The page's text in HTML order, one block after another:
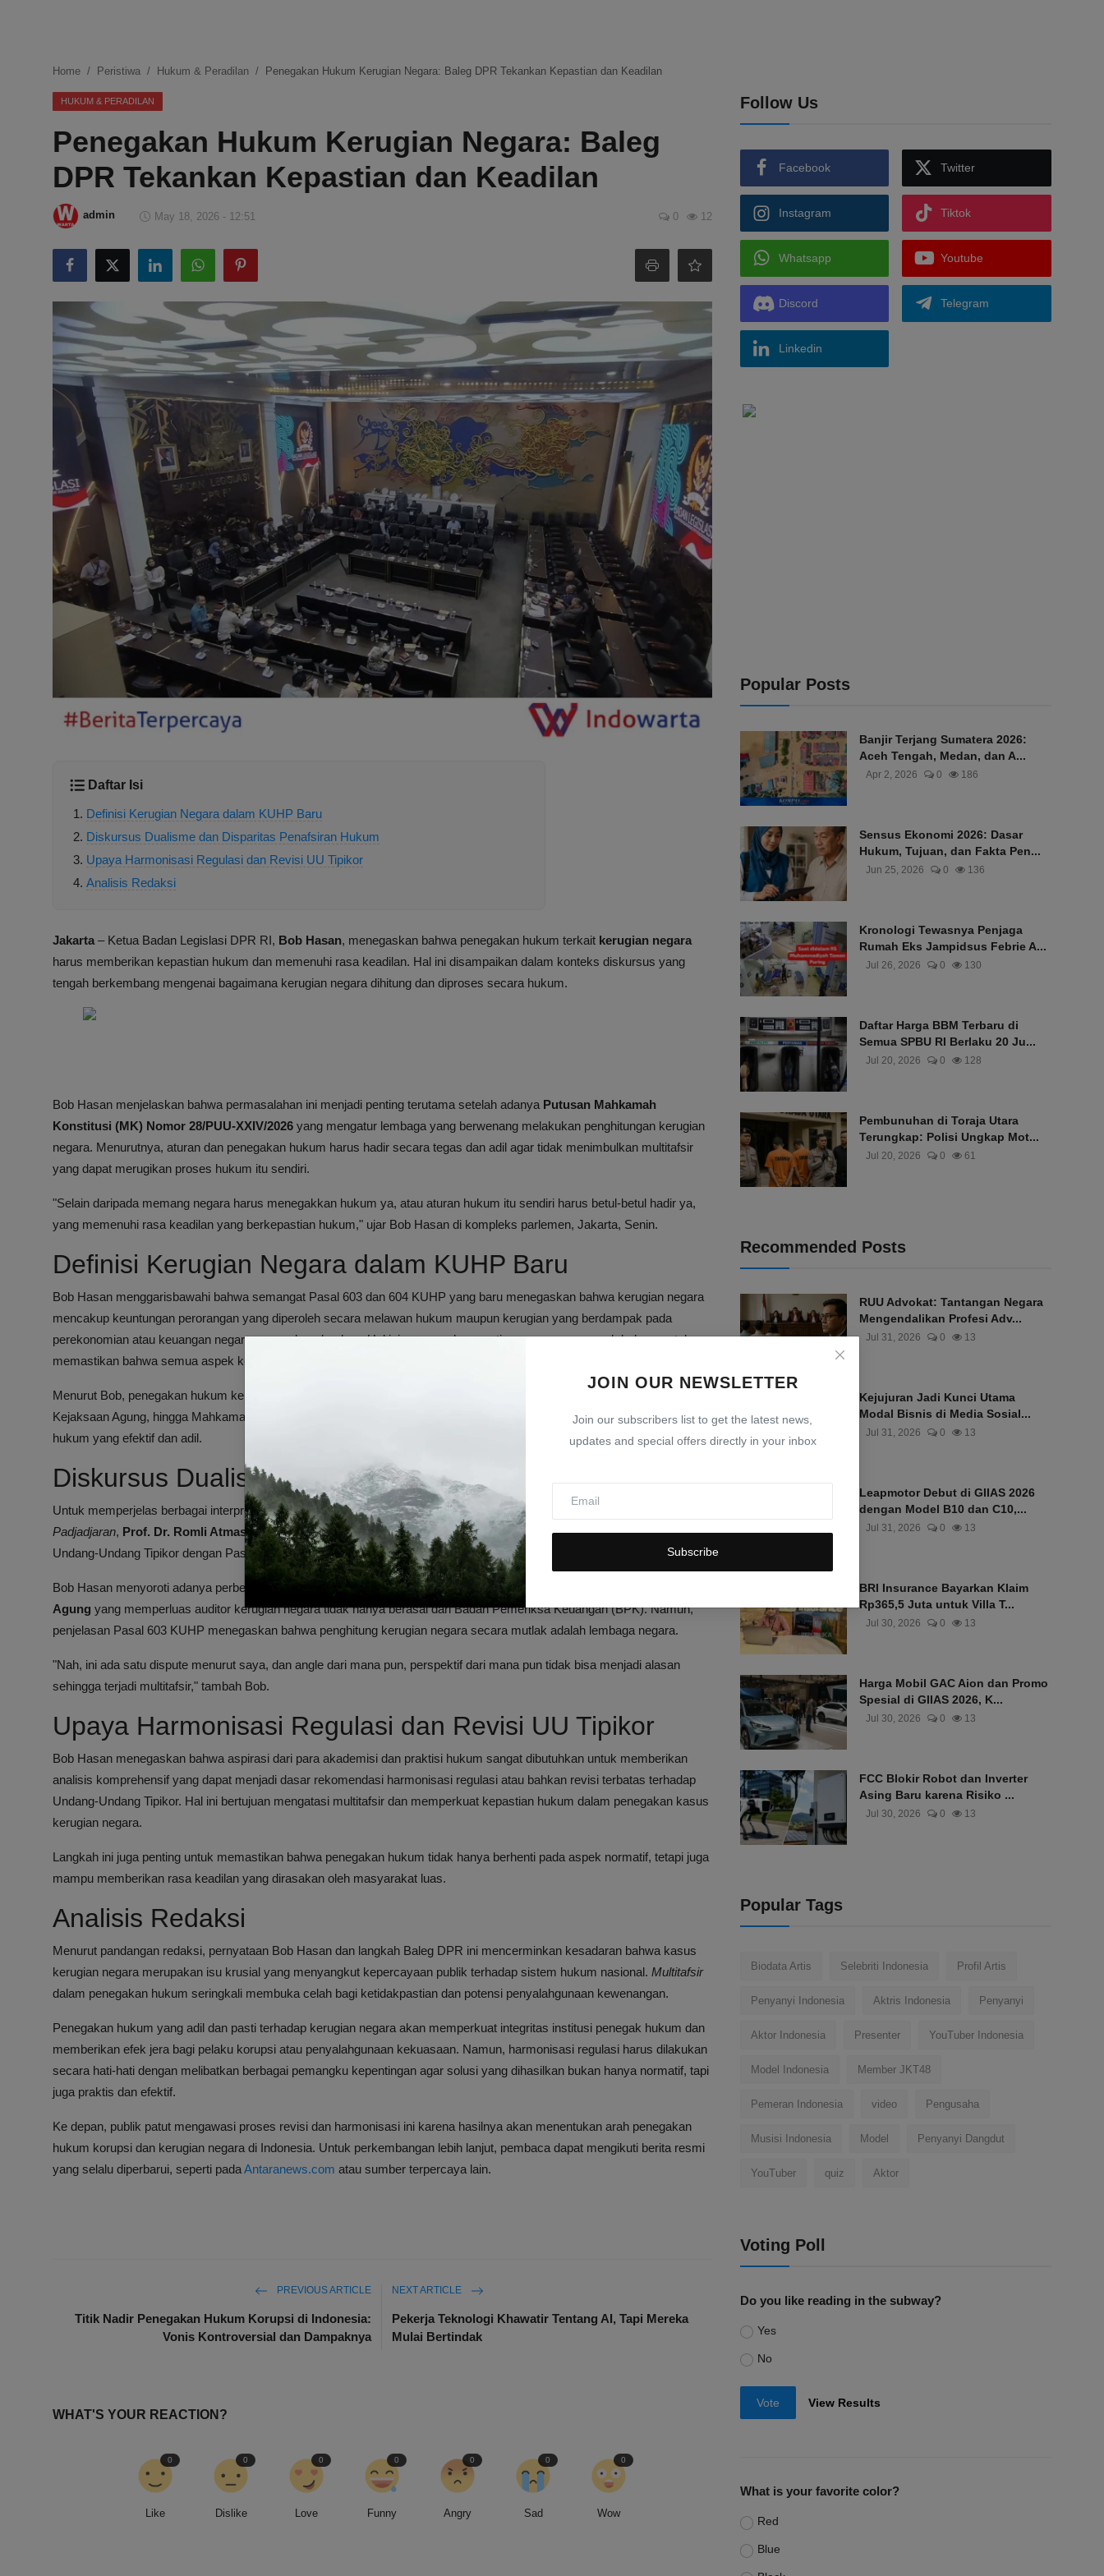
Ekonomi
Internasional
Teknologi
Hiburan
Kesehatan
JOIN OUR NEWSLETTER
Join our subscribers list to get the latest news,
updates and special offers directly in your inbox
Subscribe
Home Peristiwa Hukum & Peradilan Penegakan Hukum Kerugian Negara: Baleg DPR Tekankan Kepastian dan Keadilan
HUKUM & PERADILAN
Penegakan Hukum Kerugian Negara: Baleg
DPR Tekankan Kepastian dan Keadilan
admin May 18, 2026 - 12:51 0 12
Daftar Isi
Definisi Kerugian Negara dalam KUHP Baru
Diskursus Dualisme dan Disparitas Penafsiran Hukum
Upaya Harmonisasi Regulasi dan Revisi UU Tipikor
Analisis Redaksi
Jakarta – Ketua Badan Legislasi DPR RI, Bob Hasan, menegaskan bahwa penegakan hukum terkait kerugian negara
harus memberikan kepastian hukum dan memenuhi rasa keadilan. Hal ini disampaikan dalam konteks diskursus yang
tengah berkembang mengenai bagaimana kerugian negara dihitung dan diproses secara hukum.
Bob Hasan menjelaskan bahwa permasalahan ini menjadi penting terutama setelah adanya Putusan Mahkamah
Konstitusi (MK) Nomor 28/PUU-XXIV/2026 yang mengatur lembaga yang berwenang melakukan penghitungan kerugian
negara. Menurutnya, aturan dan penegakan hukum harus hadir secara tegas dan adil agar tidak menimbulkan multitafsir
yang dapat merugikan proses hukum itu sendiri.
"Selain daripada memang negara harus menegakkan hukum ya, atau aturan hukum itu sendiri harus betul-betul hadir ya,
yang memenuhi rasa keadilan yang berkepastian hukum," ujar Bob Hasan di kompleks parlemen, Jakarta, Senin.
Definisi Kerugian Negara dalam KUHP Baru
Bob Hasan menggarisbawahi bahwa semangat Pasal 603 dan 604 KUHP yang baru menegaskan bahwa kerugian negara
mencakup keuntungan perorangan yang diperoleh secara melawan hukum maupun kerugian yang berdampak pada
perekonomian atau keuangan negara secara keseluruhan. Hal ini menegaskan pentingnya peran penegak hukum untuk
memastikan bahwa semua aspek kerugian negara dapat dihitung dan diproses secara tepat.
Menurut Bob, penegakan hukum kerugian negara menjadi perhatian bersama berbagai institusi, termasuk DPR, Kepolisian,
Kejaksaan Agung, hingga Mahkamah Agung. Kolaborasi antar lembaga ini diharapkan mampu menghadirkan sistem
hukum yang efektif dan adil.
Diskursus Dualisme dan Disparitas Penafsiran Hukum
Untuk memperjelas berbagai interpretasi hukum yang berbeda,Baleg DPR mengundang
Padjadjaran, Prof. Dr. Romli Atmasasmita, guna membahas dualisme dan disparitas penafsiran antara Pasal 2 dan 3
Undang-Undang Tipikor dengan Pasal 603 dan 604 KUHP yang baru.
Bob Hasan menyoroti adanya perbedaan pandangan yang muncul terutama setelah terbitnya
Agung yang memperluas auditor kerugian negara tidak hanya berasal dari Badan Pemeriksa Keuangan (BPK). Namun,
penjelasan Pasal 603 KUHP menegaskan bahwa penghitung kerugian negara secara mutlak adalah lembaga negara.
"Nah, ini ada satu dispute menurut saya, dan angle dari mana pun, perspektif dari mana pun tidak bisa menjadi alasan
sehingga terjadi multitafsir," tambah Bob.
Upaya Harmonisasi Regulasi dan Revisi UU Tipikor
Bob Hasan menegaskan bahwa aspirasi dari para akademisi dan praktisi hukum sangat dibutuhkan untuk memberikan
analisis komprehensif yang dapat menjadi dasar rekomendasi harmonisasi regulasi atau bahkan revisi terbatas terhadap
Undang-Undang Tipikor. Hal ini bertujuan mengatasi multitafsir dan memperkuat kepastian hukum dalam penegakan kasus
kerugian negara.
Langkah ini juga penting untuk memastikan bahwa penegakan hukum tidak hanya berhenti pada aspek normatif, tetapi juga
mampu memberikan rasa keadilan yang dirasakan oleh masyarakat luas.
Analisis Redaksi
Menurut pandangan redaksi, pernyataan Bob Hasan dan langkah Baleg DPR ini mencerminkan kesadaran bahwa kasus
kerugian negara merupakan isu krusial yang menyangkut kepercayaan publik terhadap sistem hukum nasional. Multitafsir
dalam penegakan hukum seringkali membuka celah bagi ketidakpastian dan potensi penyalahgunaan kewenangan.
Penegakan hukum yang adil dan pasti terhadap kerugian negara akan memperkuat integritas institusi penegak hukum dan
memberikan efek jera bagi pelaku korupsi atau penyalahgunaan kekuasaan. Namun, harmonisasi regulasi harus dilakukan
secara hati-hati dengan melibatkan berbagai pemangku kepentingan agar solusi yang dihasilkan bukan hanya normatif, tapi
juga praktis dan efektif.
Ke depan, publik patut mengawasi proses revisi dan harmonisasi ini karena hasilnya akan menentukan arah penegakan
hukum korupsi dan kerugian negara di Indonesia. Untuk perkembangan lebih lanjut, pembaca dapat mengikuti berita resmi
yang selalu diperbarui, seperti padaAntaranews.com atau sumber terpercaya lain.
PREVIOUS ARTICLE
Titik Nadir Penegakan Hukum Korupsi di Indonesia:
Vonis Kontroversial dan Dampaknya
NEXT ARTICLE
Pekerja Teknologi Khawatir Tentang AI, Tapi Mereka
Mulai Bertindak
WHAT'S YOUR REACTION?
Like
0
Dislike
0
Love
0
Funny
0
Angry
0
Sad
0
Wow
0
Follow Us
Facebook Twitter
Instagram Tiktok
Whatsapp Youtube
Discord Telegram
Linkedin
Popular Posts
Banjir Terjang Sumatera 2026:
Aceh Tengah, Medan, dan A...
Apr 2, 2026 0 186
Sensus Ekonomi 2026: Dasar
Hukum, Tujuan, dan Fakta Pen...
Jun 25, 2026 0 136
Kronologi Tewasnya Penjaga
Rumah Eks Jampidsus Febrie A...
Jul 26, 2026 0 130
Daftar Harga BBM Terbaru di
Semua SPBU RI Berlaku 20 Ju...
Jul 20, 2026 0 128
Pembunuhan di Toraja Utara
Terungkap: Polisi Ungkap Mot...
Jul 20, 2026 0 61
Recommended Posts
RUU Advokat: Tantangan Negara
Mengendalikan Profesi Adv...
Jul 31, 2026 0 13
Kejujuran Jadi Kunci Utama
Modal Bisnis di Media Sosial...
Jul 31, 2026 0 13
Leapmotor Debut di GIIAS 2026
dengan Model B10 dan C10,...
Jul 31, 2026 0 13
BRI Insurance Bayarkan Klaim
Rp365,5 Juta untuk Villa T...
Jul 30, 2026 0 13
Harga Mobil GAC Aion dan Promo
Spesial di GIIAS 2026, K...
Jul 30, 2026 0 13
FCC Blokir Robot dan Inverter
Asing Baru karena Risiko ...
Jul 30, 2026 0 13
Popular Tags
Biodata Artis Selebriti Indonesia Profil Artis
Penyanyi Indonesia Aktris Indonesia Penyanyi
Aktor Indonesia Presenter YouTuber Indonesia
Model Indonesia Member JKT48
Pemeran Indonesia video Pengusaha
Musisi Indonesia Model Penyanyi Dangdut
YouTuber quiz Aktor
Voting Poll
Do you like reading in the subway?
Yes
No
Vote View Results
What is your favorite color?
Red
Blue